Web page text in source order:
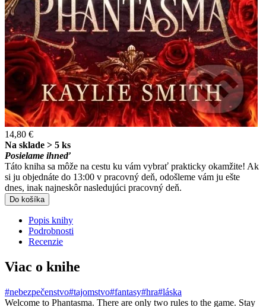
14,80 €
Na sklade > 5 ks
Posielame ihneď
Táto kniha sa môže na cestu ku vám vybrať prakticky okamžite! Ak
si ju objednáte do 13:00 v pracovný deň, odošleme vám ju ešte
dnes, inak najneskôr nasledujúci pracovný deň.
Do košíka
Popis knihy
Podrobnosti
Recenzie
Viac o knihe
#nebezpečenstvo#tajomstvo#fantasy#hra#láska
Welcome to Phantasma. There are only two rules to the game. Stay